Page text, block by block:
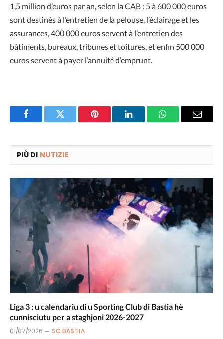
1,5 million d’euros par an, selon la CAB : 5 à 600 000 euros
sont destinés à l’entretien de la pelouse, l’éclairage et les
assurances, 400 000 euros servent à l’entretien des
bâtiments, bureaux, tribunes et toitures, et enfin 500 000
euros servent à payer l’annuité d’emprunt.
FacebookTwitter Pinterest LinkedInWhatsAppEmail
PIÙ DI NUTIZIE
Liga 3 : u calendariu di u Sporting Club di Bastia hè
cunnisciutu per a staghjoni 2026-2027
01/07/2026 SC BASTIA